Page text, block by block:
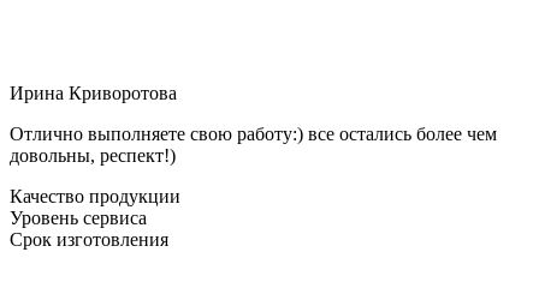
Ирина Криворотова
Отлично выполняете свою работу:) все остались более чем
довольны, респект!)
Качество продукции
Уровень сервиса
Срок изготовления